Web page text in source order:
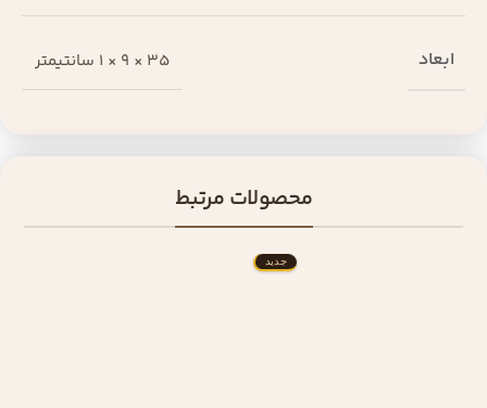
ابعاد 35 × 9 × 1 سانتیمتر
محصولات مرتبط
جدید